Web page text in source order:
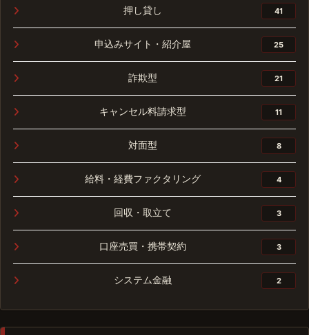
押し貸し 41
申込みサイト・紹介屋 25
詐欺型 21
キャンセル料請求型 11
対面型 8
給料・経費ファクタリング 4
回収・取立て 3
口座売買・携帯契約 3
システム金融 2